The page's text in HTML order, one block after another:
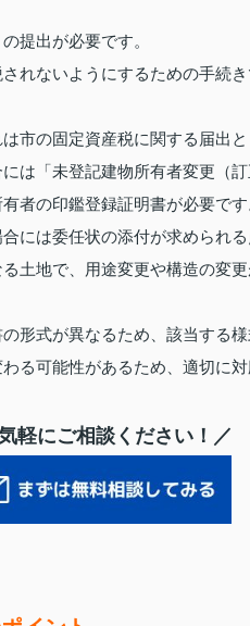
提出が必要です。
れないようにするための手続
市の固定資産税に関する届出と
は「未登記建物所有者変更（訂
者の印鑑登録証明書が必要です
には委任状の添付が求められる
土地で、用途変更や構造の変
形式が異なるため、該当する
る可能性があるため、適切に対
軽にご相談ください！／